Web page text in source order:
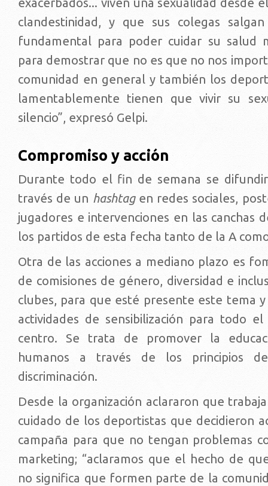
exacerbados... viven una sexualidad desde
clandestinidad, y que sus colegas
fundamental para poder cuidar su salud
para demostrar que no es que no nos
comunidad en general y también los
lamentablemente tienen que vivir su
silencio”, expresó Gelpi.
Compromiso y acción
Durante todo el fin de semana se
través de un hashtagen redes sociales,
jugadores e intervenciones en las canchas
los partidos de esta fecha tanto de la A
Otra de las acciones a mediano plazo es
de comisiones de género, diversidad e
clubes, para que esté presente este tema
actividades de sensibilización para todo
centro. Se trata de promover la
humanos a través de los principios
discriminación.
Desde la organización aclararon que
cuidado de los deportistas que decidieron
campaña para que no tengan problemas
marketing; “aclaramos que el hecho de
no significa que formen parte de la